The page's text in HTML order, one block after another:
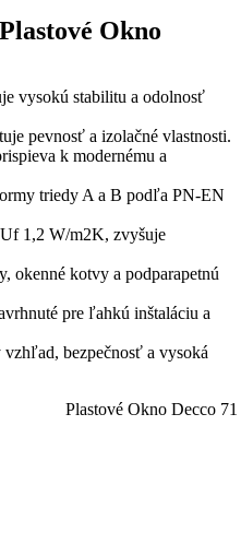
Okno
vysokú stabilitu a odolnosť
pevnosť a izolačné vlastnosti.
k modernému a
triedy A a B podľa PN-EN
1,2 W/m2K, zvyšuje
okenné kotvy a podparapetnú
pre ľahkú inštaláciu a
bezpečnosť a vysoká